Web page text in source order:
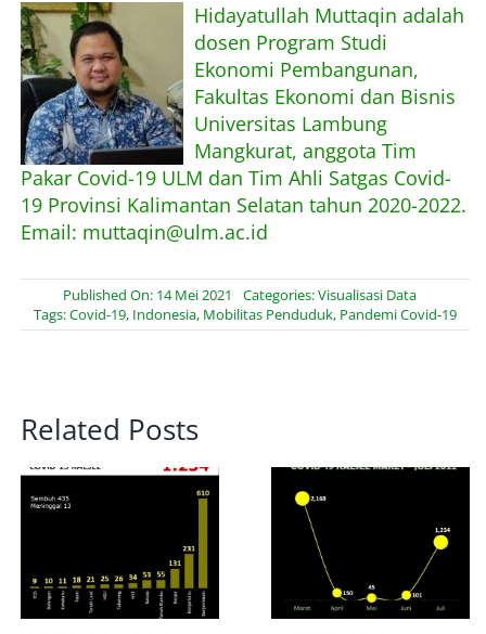
Hidayatullah Muttaqin adalah
dosen Program Studi
Ekonomi Pembangunan,
Fakultas Ekonomi dan Bisnis
Universitas Lambung
Mangkurat, anggota Tim
Pakar Covid-19 ULM dan Tim Ahli Satgas Covid-
19 Provinsi Kalimantan Selatan tahun 2020-2022.
Email: muttaqin@ulm.ac.id
Published On: 14 Mei 2021 Categories:Visualisasi Data
Tags:Covid-19, Indonesia, Mobilitas Penduduk, Pandemi Covid-19
Related Posts